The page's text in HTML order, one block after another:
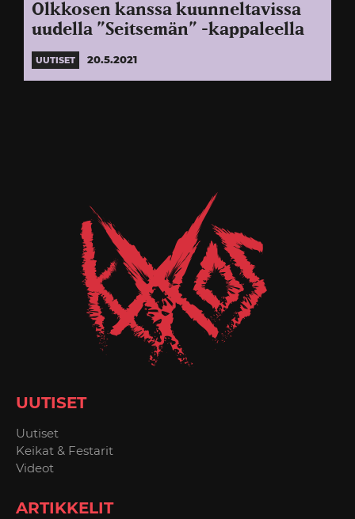
Olkkosen kanssa kuunneltavissa
uudella ”Seitsemän” -kappaleella
UUTISET 20.5.2021
UUTISET
Uutiset
Keikat & Festarit
Videot
ARTIKKELIT